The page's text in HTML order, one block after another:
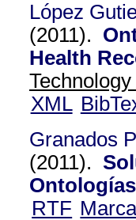
López
(2011).
Health
XML
Granados
(2011).
Ontologías
RTF